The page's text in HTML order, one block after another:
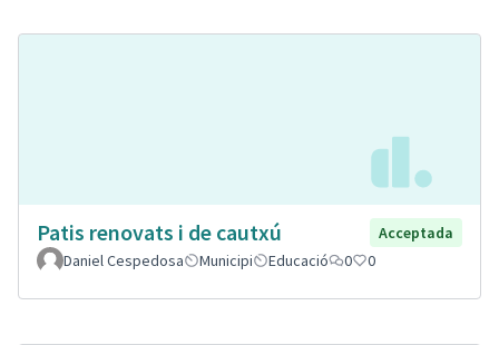
Patis renovats i de cautxú
Acceptada
Daniel Cespedosa
Municipi Educació 0 0